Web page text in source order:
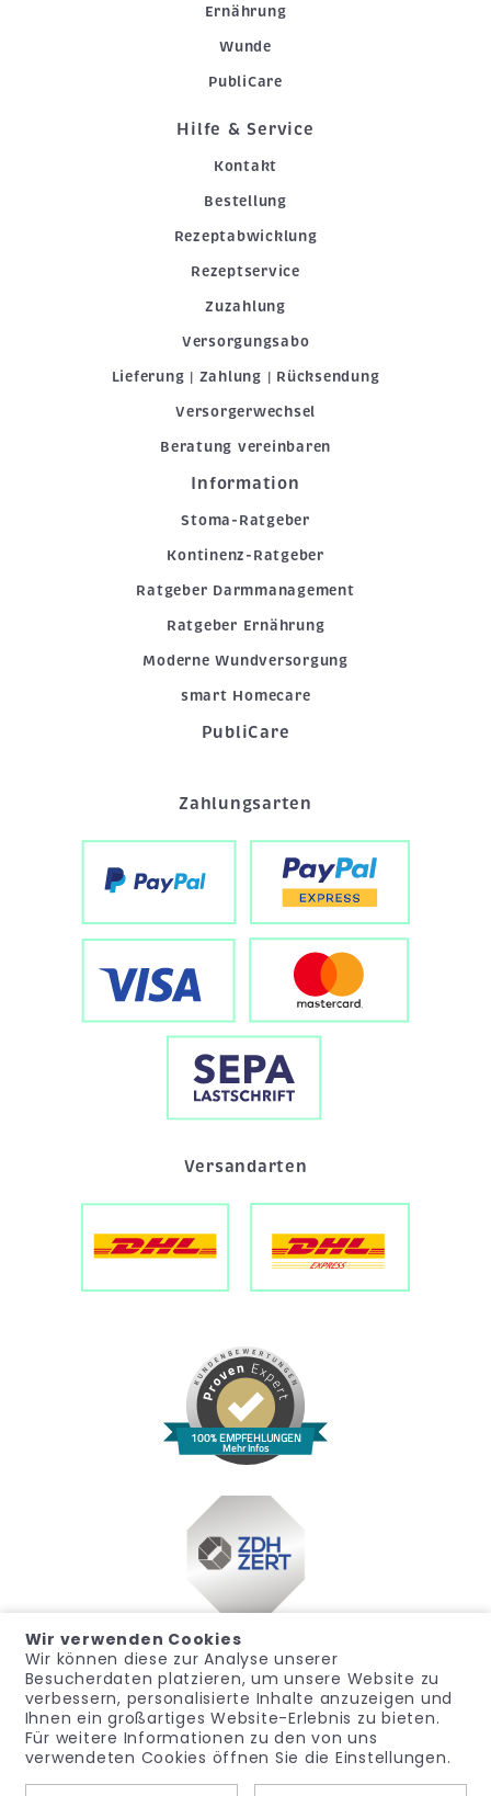
Ernährung
Wunde
PubliCare
Hilfe & Service
Kontakt
Bestellung
Rezeptabwicklung
Rezeptservice
Zuzahlung
Versorgungsabo
Lieferung | Zahlung | Rücksendung
Versorgerwechsel
Beratung vereinbaren
Information
Stoma-Ratgeber
Kontinenz-Ratgeber
Ratgeber Darmmanagement
Ratgeber Ernährung
Moderne Wundversorgung
smart Homecare
PubliCare
Zahlungsarten
Versandarten
100% EMPFEHLUNGEN
Mehr Infos
Impressum Datenschutz
Widerrufsrecht
Wir verwenden Cookies
Wir können diese zur Analyse unserer
Besucherdaten platzieren, um unsere Website zu
verbessern, personalisierte Inhalte anzuzeigen und
Ihnen ein großartiges Website-Erlebnis zu bieten.
Für weitere Informationen zu den von uns
verwendeten Cookies öffnen Sie die Einstellungen.